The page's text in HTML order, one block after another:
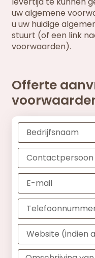
uw algemene
u uw huidige
stuurt (of een link
voorwaarden).
Offerte